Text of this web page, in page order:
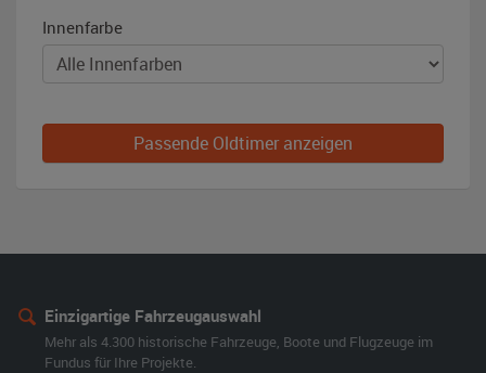
Innenfarbe
Passende Oldtimer anzeigen
Einzigartige Fahrzeugauswahl
Mehr als 4.300 historische Fahrzeuge, Boote und Flugzeuge im
Fundus für Ihre Projekte.